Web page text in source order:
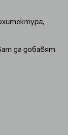
да добавят